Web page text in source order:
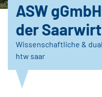
ASW
der
Wissenschaftliche &
htw saar